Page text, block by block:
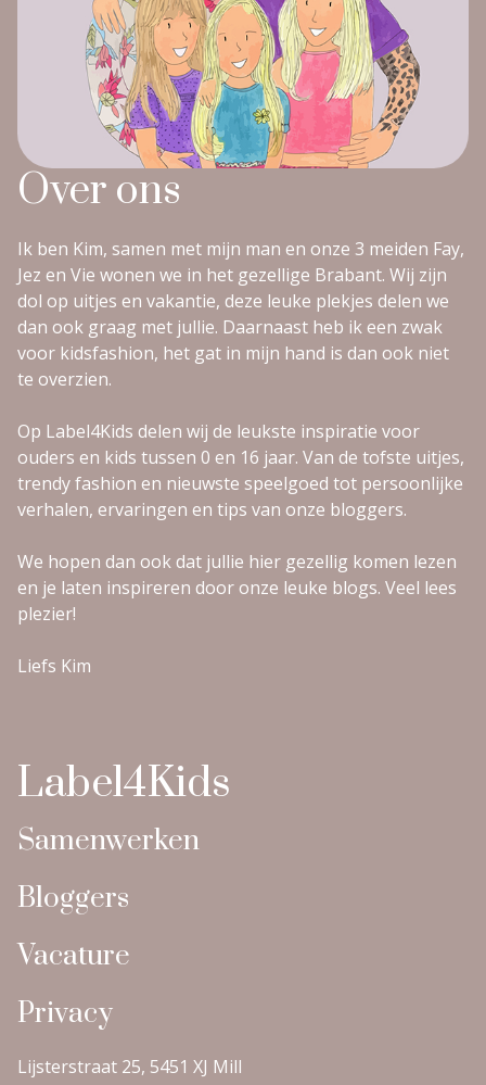
Over ons
Ik ben Kim, samen met mijn man en onze 3 meiden Fay,
Jez en Vie wonen we in het gezellige Brabant. Wij zijn
dol op uitjes en vakantie, deze leuke plekjes delen we
dan ook graag met jullie. Daarnaast heb ik een zwak
voor kidsfashion, het gat in mijn hand is dan ook niet
te overzien.
Op Label4Kids delen wij de leukste inspiratie voor
ouders en kids tussen 0 en 16 jaar. Van de tofste uitjes,
trendy fashion en nieuwste speelgoed tot persoonlijke
verhalen, ervaringen en tips van onze bloggers.
We hopen dan ook dat jullie hier gezellig komen lezen
en je laten inspireren door onze leuke blogs. Veel lees
plezier!
Liefs Kim
Label4Kids
Samenwerken
Bloggers
Vacature
Privacy
Lijsterstraat 25, 5451 XJ Mill